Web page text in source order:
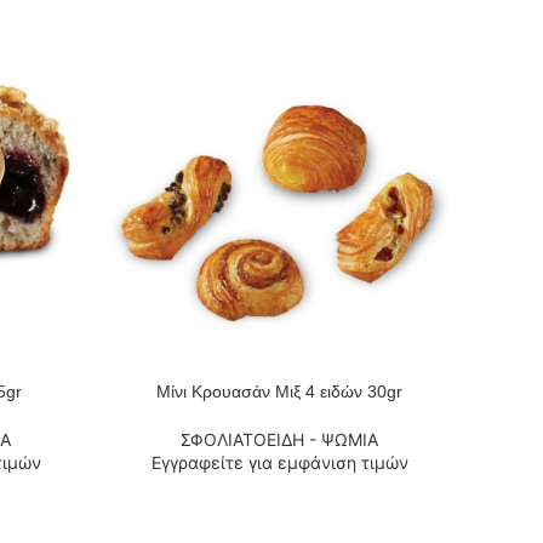
ΔΙΑΒΆΣΤΕ ΠΕΡΙΣΣΌΤΕΡΑ
Μίνι Κρουασάν Μιξ 4 ειδών 30gr
ΣΦΟΛΙΑΤΟΕΙΔΗ - ΨΩΜΙΑ
Εγγραφείτε για εμφάνιση τιμών